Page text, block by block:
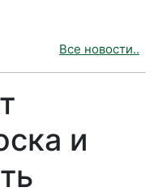
Все новости..
и